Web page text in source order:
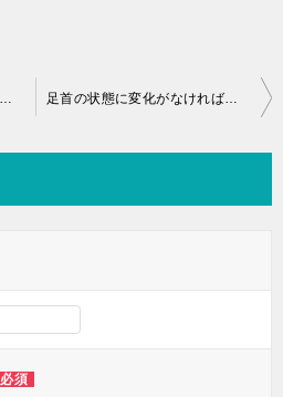
この身体で出来ないことが多いのは分かりきったことですから♪ 足首の状態に変化がなければ出来ないことだらけですね♪
必須